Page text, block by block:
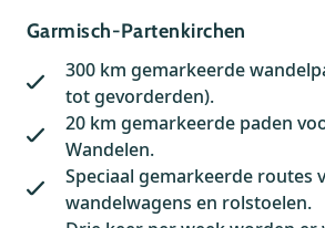
Garmisch-Partenkirchen
300 km gemarkeerde
tot gevorderden).
20 km gemarkeerde paden
Wandelen.
Speciaal gemarkeerde routes
wandelwagens en rolstoelen.